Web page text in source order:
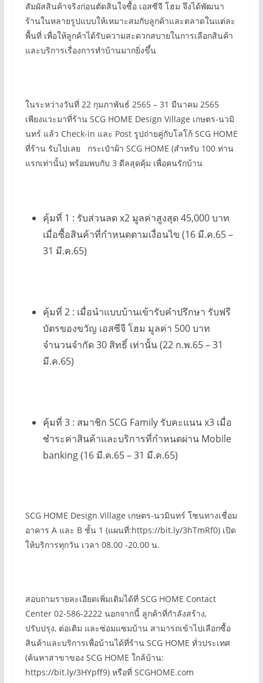
สัมผัสสินค้าจริงก่อนตัดสินใจซื้อ เอสซีจี โฮม จึงได้พัฒนา
ร้านในหลายรูปแบบให้เหมาะสมกับลูกค้าและตลาดในแต่ละ
พื้นที่ เพื่อให้ลูกค้าได้รับความสะดวกสบายในการเลือกสินค้า
และบริการเรื่องการทำบ้านมากยิ่งขึ้น
ในระหว่างวันที่ 22 กุมภาพันธ์ 2565 – 31 มีนาคม 2565
เพียงแวะมาที่ร้าน SCG HOME Design Village เกษตร-นวมิ
นทร์ แล้ว Check-in และ Post รูปถ่ายคู่กับโลโก้ SCG HOME
ที่ร้าน รับไปเลย กระเป๋าผ้า SCG HOME (สำหรับ 100 ท่าน
แรกเท่านั้น) พร้อมพบกับ 3 ดีลสุดคุ้ม เพื่อคนรักบ้าน
คุ้มที่ 1 : รับส่วนลด x2 มูลค่าสูงสุด 45,000 บาท
เมื่อซื้อสินค้าที่กำหนดตามเงื่อนไข (16 มี.ค.65 –
31 มี.ค.65)
คุ้มที่ 2 : เมื่อนำแบบบ้านเข้ารับคำปรึกษา รับฟรี
บัตรของขวัญ เอสซีจี โฮม มูลค่า 500 บาท
จำนวนจำกัด 30 สิทธิ์ เท่านั้น (22 ก.พ.65 – 31
มี.ค.65)
คุ้มที่ 3 : สมาชิก SCG Family รับคะแนน x3 เมื่อ
ชำระค่าสินค้าและบริการที่กำหนดผ่าน Mobile
banking (16 มี.ค.65 – 31 มี.ค.65)
SCG HOME Design Village เกษตร-นวมินทร์ โซนทางเชื่อม
อาคาร A และ B ชั้น 1 (แผนที่:https://bit.ly/3hTmRf0) เปิด
ให้บริการทุกวัน เวลา 08.00 -20.00 น.
สอบถามรายละเอียดเพิ่มเติมได้ที่ SCG HOME Contact
Center 02-586-2222 นอกจากนี้ ลูกค้าที่กำลังสร้าง,
ปรับปรุง, ต่อเติม และซ่อมแซมบ้าน สามารถเข้าไปเลือกซื้อ
สินค้าและบริการเพื่อบ้านได้ที่ร้าน SCG HOME ทั่วประเทศ
(ค้นหาสาขาของ SCG HOME ใกล้บ้าน:
https://bit.ly/3HYpff9) หรือที่ SCGHOME.com